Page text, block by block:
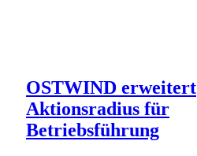
OSTWIND erweitert
Aktionsradius für
Betriebsführung